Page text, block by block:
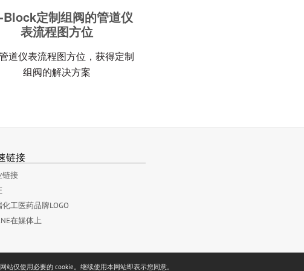
定制组阀的管道仪
表流程图方位
道仪表流程图方位，获得定制
组阀的解决方案
链接
链接
化工医药品牌LOGO
在媒体上
仅使用必要的 cookie。继续使用本网站即表示您同意。